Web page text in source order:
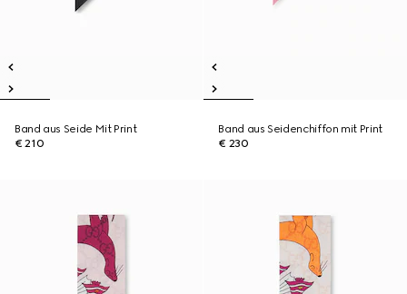
Band aus Seide Mit Print
€ 210
Band aus Seidenchiffon mit Print
€ 230